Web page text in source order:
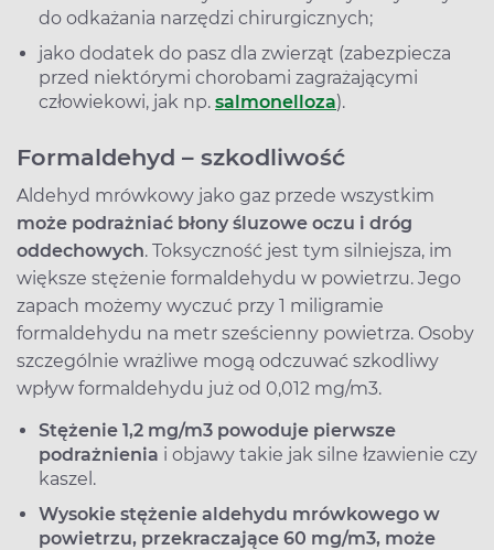
do odkażania narzędzi chirurgicznych;
jako dodatek do pasz dla zwierząt (zabezpiecza
przed niektórymi chorobami zagrażającymi
człowiekowi, jak np. salmonelloza).
Formaldehyd – szkodliwość
Aldehyd mrówkowy jako gaz przede wszystkim
może podrażniać błony śluzowe oczu i dróg
oddechowych. Toksyczność jest tym silniejsza, im
większe stężenie formaldehydu w powietrzu. Jego
zapach możemy wyczuć przy 1 miligramie
formaldehydu na metr sześcienny powietrza. Osoby
szczególnie wrażliwe mogą odczuwać szkodliwy
wpływ formaldehydu już od 0,012 mg/m3.
Stężenie 1,2 mg/m3 powoduje pierwsze
podrażnienia i objawy takie jak silne łzawienie czy
kaszel.
Wysokie stężenie aldehydu mrówkowego w
powietrzu, przekraczające 60 mg/m3, może